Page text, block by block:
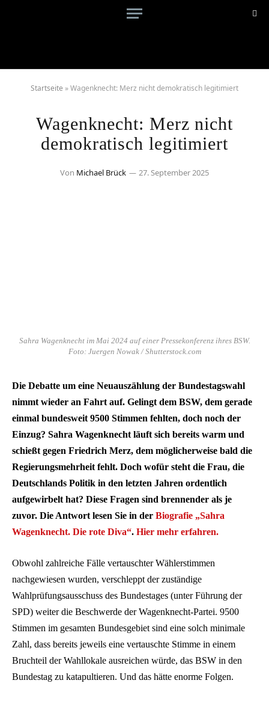
Startseite »Wagenknecht: Merz nicht demokratisch legitimiert
Wagenknecht: Merz nicht
demokratisch legitimiert
Von Michael Brück 27. September 2025
Sahra Wagenknecht im Mai 2024 auf einer Pressekonferenz ihres BSW.
Foto: Juergen Nowak / Shutterstock.com
Die Debatte um eine Neuauszählung der Bundestagswahl
nimmt wieder an Fahrt auf. Gelingt dem BSW, dem gerade
einmal bundesweit 9500 Stimmen fehlten, doch noch der
Einzug? Sahra Wagenknecht läuft sich bereits warm und
schießt gegen Friedrich Merz, dem möglicherweise bald die
Regierungsmehrheit fehlt. Doch wofür steht die Frau, die
Deutschlands Politik in den letzten Jahren ordentlich
aufgewirbelt hat? Diese Fragen sind brennender als je
zuvor. Die Antwort lesen Sie in der Biografie „Sahra
Wagenknecht. Die rote Diva“. Hier mehr erfahren.
Obwohl zahlreiche Fälle vertauschter Wählerstimmen
nachgewiesen wurden, verschleppt der zuständige
Wahlprüfungsausschuss des Bundestages (unter Führung der
SPD) weiter die Beschwerde der Wagenknecht-Partei. 9500
Stimmen im gesamten Bundesgebiet sind eine solch minimale
Zahl, dass bereits jeweils eine vertauschte Stimme in einem
Bruchteil der Wahllokale ausreichen würde, das BSW in den
Bundestag zu katapultieren. Und das hätte enorme Folgen.